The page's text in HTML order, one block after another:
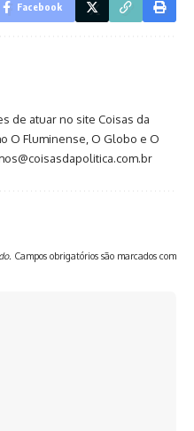
Facebook
de atuar no site Coisas da
O Fluminense, O Globo e O
Campos obrigatórios são marcados com